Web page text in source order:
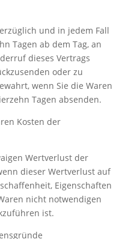
und in jedem Fall
Tagen ab dem Tag, an
dieses Vertrags
oder zu
wenn Sie die Waren
Tagen absenden.
Kosten der
Wertverlust der
dieser Wertverlust auf
Eigenschaften
nicht notwendigen
ist.